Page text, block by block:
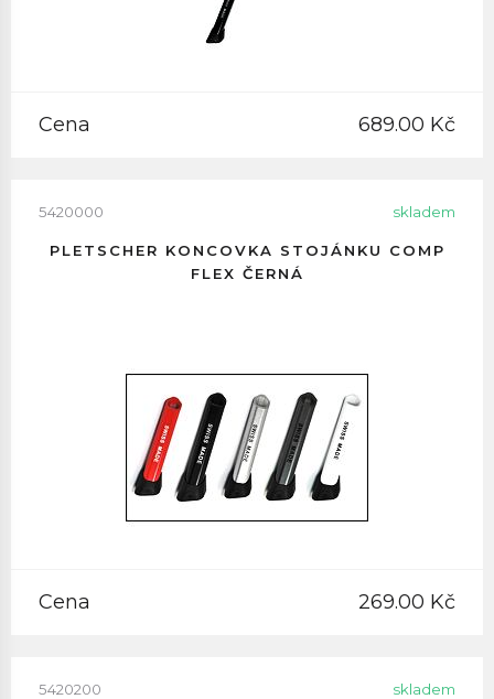
Cena 689.00 Kč
5420000 skladem
PLETSCHER KONCOVKA STOJÁNKU COMP
FLEX ČERNÁ
Cena 269.00 Kč
5420200 skladem